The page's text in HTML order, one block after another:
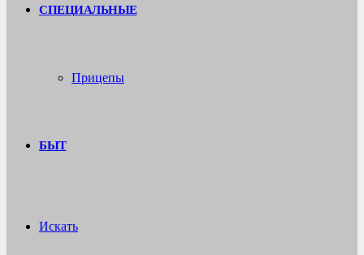
СПЕЦИАЛЬНЫЕ
Прицепы
БЫТ
Искать